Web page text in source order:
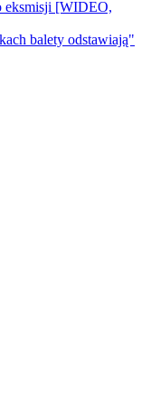
eksmisji [WIDEO,
balety odstawiają"